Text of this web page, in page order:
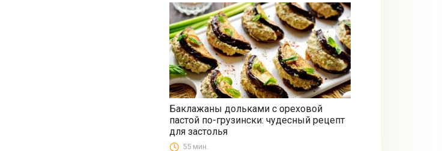
Закуски
Баклажаны дольками с ореховой
пастой по-грузински: чудесный рецепт
для застолья
55 мин.